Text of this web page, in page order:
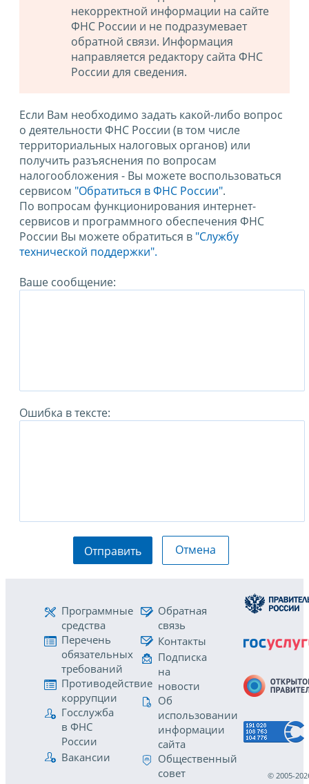
некорректной информации на сайте
ФНС России и не подразумевает
обратной связи. Информация
направляется редактору сайта ФНС
России для сведения.
Если Вам необходимо задать какой-либо вопрос
о деятельности ФНС России (в том числе
территориальных налоговых органов) или
получить разъяснения по вопросам
налогообложения - Вы можете воспользоваться
сервисом "Обратиться в ФНС России".
По вопросам функционирования интернет-
сервисов и программного обеспечения ФНС
России Вы можете обратиться в "Службу
технической поддержки".
Ваше сообщение:
Ошибка в тексте:
Отправить Отмена
Программные
средства
Перечень
обязательных
требований
Противодействие
коррупции
Госслужба
в ФНС
России
Вакансии
Обратная
связь
Контакты
Подписка
на
новости
Об
использовании
информации
сайта
Общественный
совет
© 2005-